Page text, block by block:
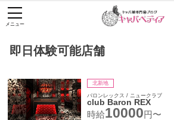
メニュー
即日体験可能店舗
北新地
バロンレックス / ニュークラブ
club Baron REX
時給10000円〜